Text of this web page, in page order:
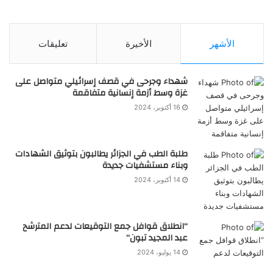
الأشهر الأخيرة تعليقات
شهداء وجرحى في قصف إسرائيلي متواصل على
غزة وسط أزمة إنسانية متفاقمة
16 أكتوبر، 2024
طلبة الطب في الجزائر يطالبون بتوثيق الشهادات
وبناء مستشفيات جديدة
14 أكتوبر، 2024
“انطلاق قوافل جمع التوقيعات لدعم المترشح
عبد المجيد تبون”
14 يوليو، 2024